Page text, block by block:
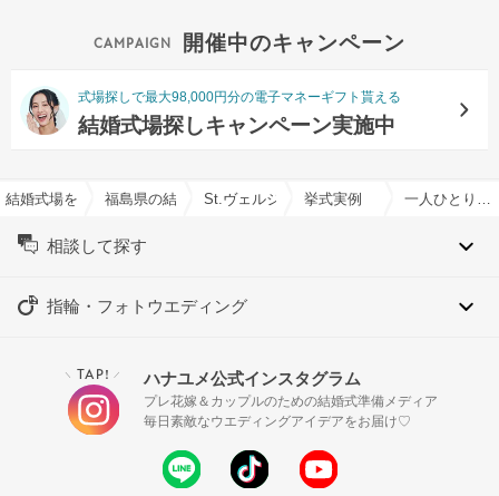
開催中のキャンペーン
式場探しで最大98,000円分の電子マネーギフト貰える
結婚式場探しキャンペーン実施中
結婚式場を探すならハナユメ
福島県の結婚式場一覧St.ヴェルジェ教会＆ゲストハウス21/
挙式実例 一人ひとりへ想いを届ける、ファミリー結婚式
相談して探す
指輪・フォトウエディング
＼ TAP! ／ ハナユメ公式インスタグラム
プレ花嫁＆カップルのための結婚式準備メディア
毎日素敵なウエディングアイデアをお届け♡